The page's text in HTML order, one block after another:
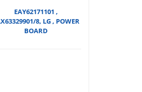
EAY62171101 ,
8, LG , POWER
BOARD